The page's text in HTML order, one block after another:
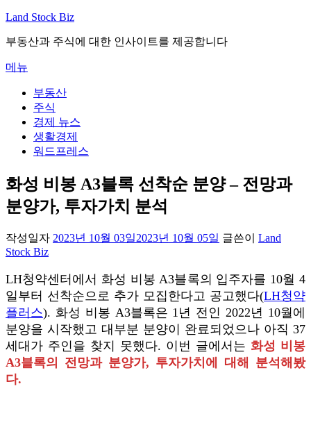
내
으
로
바
Land Stock Biz
부동산과 주식에 대한 인사이트를 제공합니다
메뉴
부동산
주식
경제 뉴스
생활경제
워드프레스
화성 비봉 A3블록 선착순 분양 – 전망과
분양가, 투자가치 분석
작성일자 2023년 10월 03일2023년 10월 05일 글쓴이 Land
Stock Biz
LH청약센터에서 화성 비봉 A3블록의 입주자를 10월 4
일부터 선착순으로 추가 모집한다고 공고했다(LH청약
플러스). 화성 비봉 A3블록은 1년 전인 2022년 10월에
분양을 시작했고 대부분 분양이 완료되었으나 아직 37
세대가 주인을 찾지 못했다. 이번 글에서는 화성 비봉
A3블록의 전망과 분양가, 투자가치에 대해 분석해봤
다.